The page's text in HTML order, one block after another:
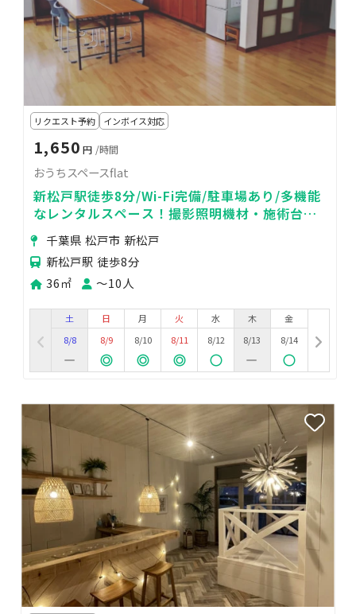
リクエスト予約 インボイス対応
1,650 円 /時間
おうちスペースflat
新松戸駅徒歩8分/Wi-Fi完備/駐車場あり/多機能
なレンタルスペース！撮影照明機材・施術台・
ホワイトボード・菓子製造許可あり
千葉県 松戸市 新松戸
新松戸駅 徒歩8分
36㎡
〜10人
土
8/8
日
8/9
月
8/10
火
8/11
水
8/12
木
8/13
金
8/14